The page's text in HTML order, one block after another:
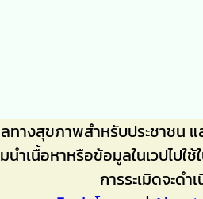
างสุขภาพสำหรับประชาชน
ำเนื้อหาหรือข้อมูลในเวปไ
การระเมิดจะด